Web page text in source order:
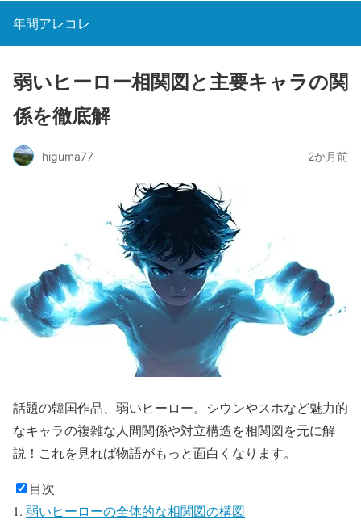
年間アレコレ
弱いヒーロー相関図と主要キャラの関
係を徹底解
higuma77 2か月前
話題の韓国作品、弱いヒーロー。シウンやスホなど魅力的
なキャラの複雑な人間関係や対立構造を相関図を元に解
説！これを見れば物語がもっと面白くなります。
目次
弱いヒーローの全体的な相関図の構図